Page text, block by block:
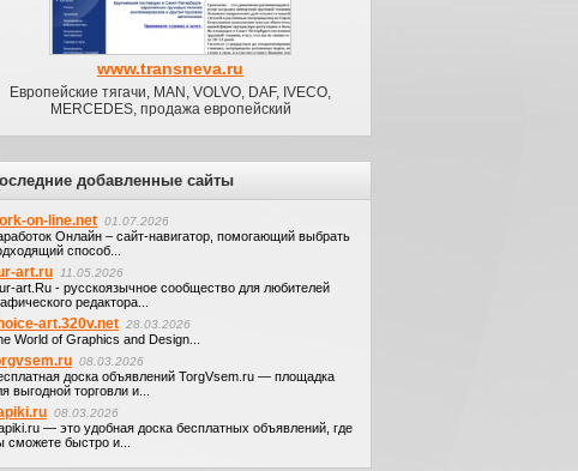
www.transneva.ru
Европейские тягачи, MAN, VOLVO, DAF, IVECO,
MERCEDES, продажа европейский
добавленные сайты
on-line.net 01.07.2026
Онлайн – сайт-навигатор, помогающий выбрать
способ...
art.ru 11.05.2026
art.Ru - русскоязычное сообщество для любителей
редактора...
art.320v.net 28.03.2026
World of Graphics and Design...
08.03.2026
доска объявлений TorgVsem.ru — площадка
выгодной торговли и...
08.03.2026
— это удобная доска бесплатных объявлений, где
сможете быстро и...